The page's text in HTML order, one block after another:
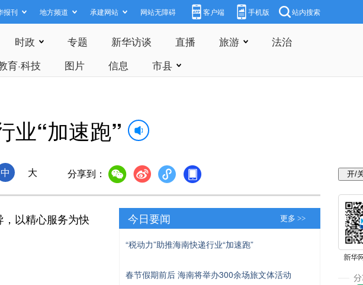
报刊 地方频道 承建网站 网站无障碍 客户端 手机版 站内搜索
时政 专题 新华访谈 直播 旅游
法治
育·科技 图片 信息 市县
业“加速跑”
中 大 分享到：
以精心服务为快
今日要闻 更多 >>
“税动力”助推海南快递行业“加速跑”
春节假期前后 海南将举办300余场旅文体活动